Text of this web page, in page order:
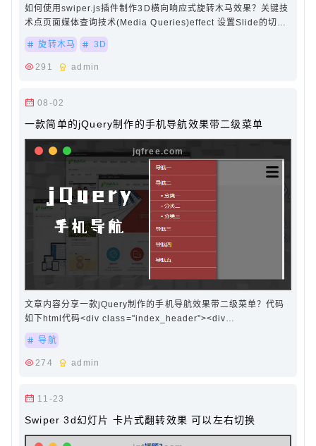
如何使用swiper.js插件制作3D横向响应式旋转木马效果？关键技
术点页面媒体查询技术(Media Queries)effect 设置Slide的切换
效果 本例子用的是"coverflow"…
旋转木马 3D
291 admin
08-02
一款简单的jQuery制作的手机导航效果带二级菜单
文章内容分享一款jQuery制作的手机导航效果带二级菜单？代码
如下html代码<div class="index_header"><div
class="sj_header"><div class="menu"><a
class="menubtn"><img src="images/menu.png…
导航
274 admin
11-23
Swiper 3d幻灯片 卡片式翻转效果 可以左右切换